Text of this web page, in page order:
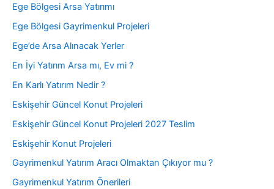
Ege Bölgesi Arsa Yatırımı
Ege Bölgesi Gayrimenkul Projeleri
Ege’de Arsa Alınacak Yerler
En İyi Yatırım Arsa mı, Ev mi ?
En Karlı Yatırım Nedir ?
Eskişehir Güncel Konut Projeleri
Eskişehir Güncel Konut Projeleri 2027 Teslim
Eskişehir Konut Projeleri
Gayrimenkul Yatırım Aracı Olmaktan Çıkıyor mu ?
Gayrimenkul Yatırım Önerileri